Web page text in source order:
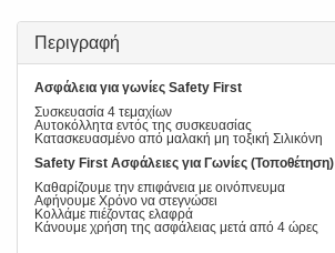
Περιγραφή
Ασφάλεια για γωνίες Safety First
Συσκευασία 4 τεμαχίων
Αυτοκόλλητα εντός της συσκευασίας
Κατασκευασμένο από μαλακή μη τοξική Σιλικόνη
Safety First Ασφάλειες για Γωνίες (Τοποθέτηση)
Καθαρίζουμε την επιφάνεια με οινόπνευμα
Αφήνουμε Χρόνο να στεγνώσει
Κολλάμε πιέζοντας ελαφρά
Κάνουμε χρήση της ασφάλειας μετά από 4 ώρες